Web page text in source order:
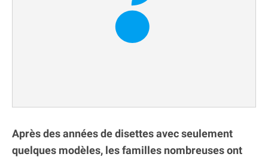
Après des années de disettes avec seulement
quelques modèles, les familles nombreuses ont